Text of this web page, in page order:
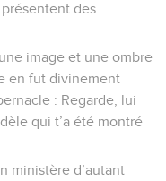
présentent des
image et une ombre
en fut divinement
: Regarde, lui
qui t’a été montré
ministère d’autant